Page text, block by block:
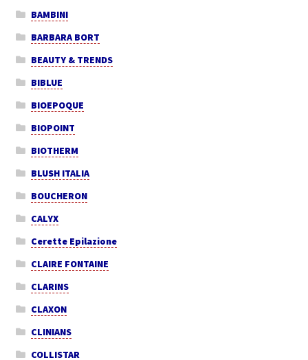
BAMBINI
BARBARA BORT
BEAUTY & TRENDS
BIBLUE
BIOEPOQUE
BIOPOINT
BIOTHERM
BLUSH ITALIA
BOUCHERON
CALYX
Cerette Epilazione
CLAIRE FONTAINE
CLARINS
CLAXON
CLINIANS
COLLISTAR